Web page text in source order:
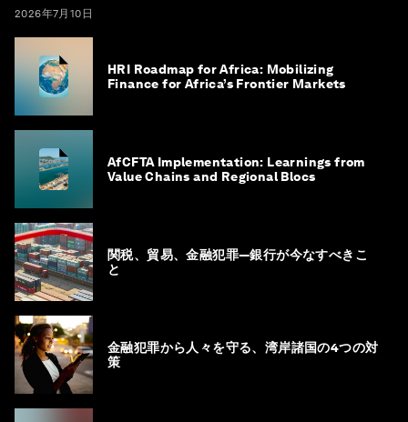
2026年7月10日
HRI Roadmap for Africa: Mobilizing
Finance for Africa’s Frontier Markets
AfCFTA Implementation: Learnings from
Value Chains and Regional Blocs
関税、貿易、金融犯罪―銀行が今なすべきこ
と
金融犯罪から人々を守る、湾岸諸国の4つの対
策